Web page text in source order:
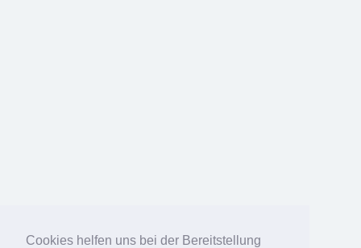
Cookies helfen uns bei der Bereitstellung